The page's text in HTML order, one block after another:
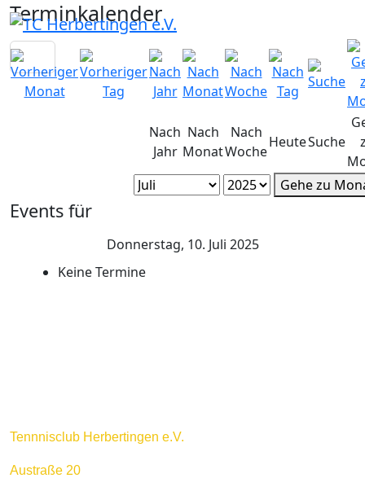
Terminkalender
Nach
Jahr
Nach
Monat
Nach
Woche
HeuteSuche
Gehe zu
Events für
Donnerstag, 10. Juli 2025
Keine Termine
Tennnisclub Herbertingen e.V.
Austraße 20